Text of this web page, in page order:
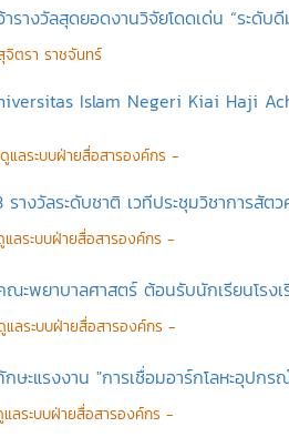
างวัลสุดยอดงานวิจัยโดดเด่น “ระดับ
จิตรา ราชจันทร์
Islam Negeri Kiai Haji
แลระบบฝ่ายสื่อสารองค์กร -
างวัลระดับชาติ เวทีประชุมวิชาการสัต
ลระบบฝ่ายสื่อสารองค์กร -
ะพยาบาลศาสตร์ ต้อนรับนักเรียนโร
ลระบบฝ่ายสื่อสารองค์กร -
ะแรงงาน "การเชื่อมอาร์กโลหะอุป
ลระบบฝ่ายสื่อสารองค์กร -